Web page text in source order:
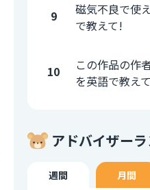
9
磁気不良で使
で教えて!
10
この作品の作
を英語で教え
アドバイザー
週間 月間